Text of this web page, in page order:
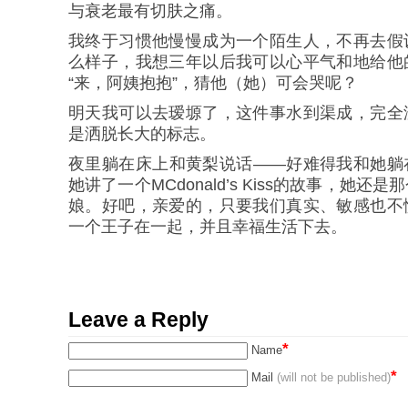
与衰老最有切肤之痛。
我终于习惯他慢慢成为一个陌生人，不再去
么样子，我想三年以后我可以心平气和地给
“来，阿姨抱抱”，猜他（她）可会哭呢？
明天我可以去瑷塬了，这件事水到渠成，完
是洒脱长大的标志。
夜里躺在床上和黄梨说话——好难得我和她
她讲了一个MCdonald’s Kiss的故事，她还是
娘。好吧，亲爱的，只要我们真实、敏感也
一个王子在一起，并且幸福生活下去。
Leave a Reply
Name*
Mail (will not be published)*